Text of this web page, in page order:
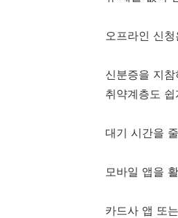
오프라인 신
신분증을 지
취약계층도
대기 시간을
모바일 앱을
카드사 앱 또